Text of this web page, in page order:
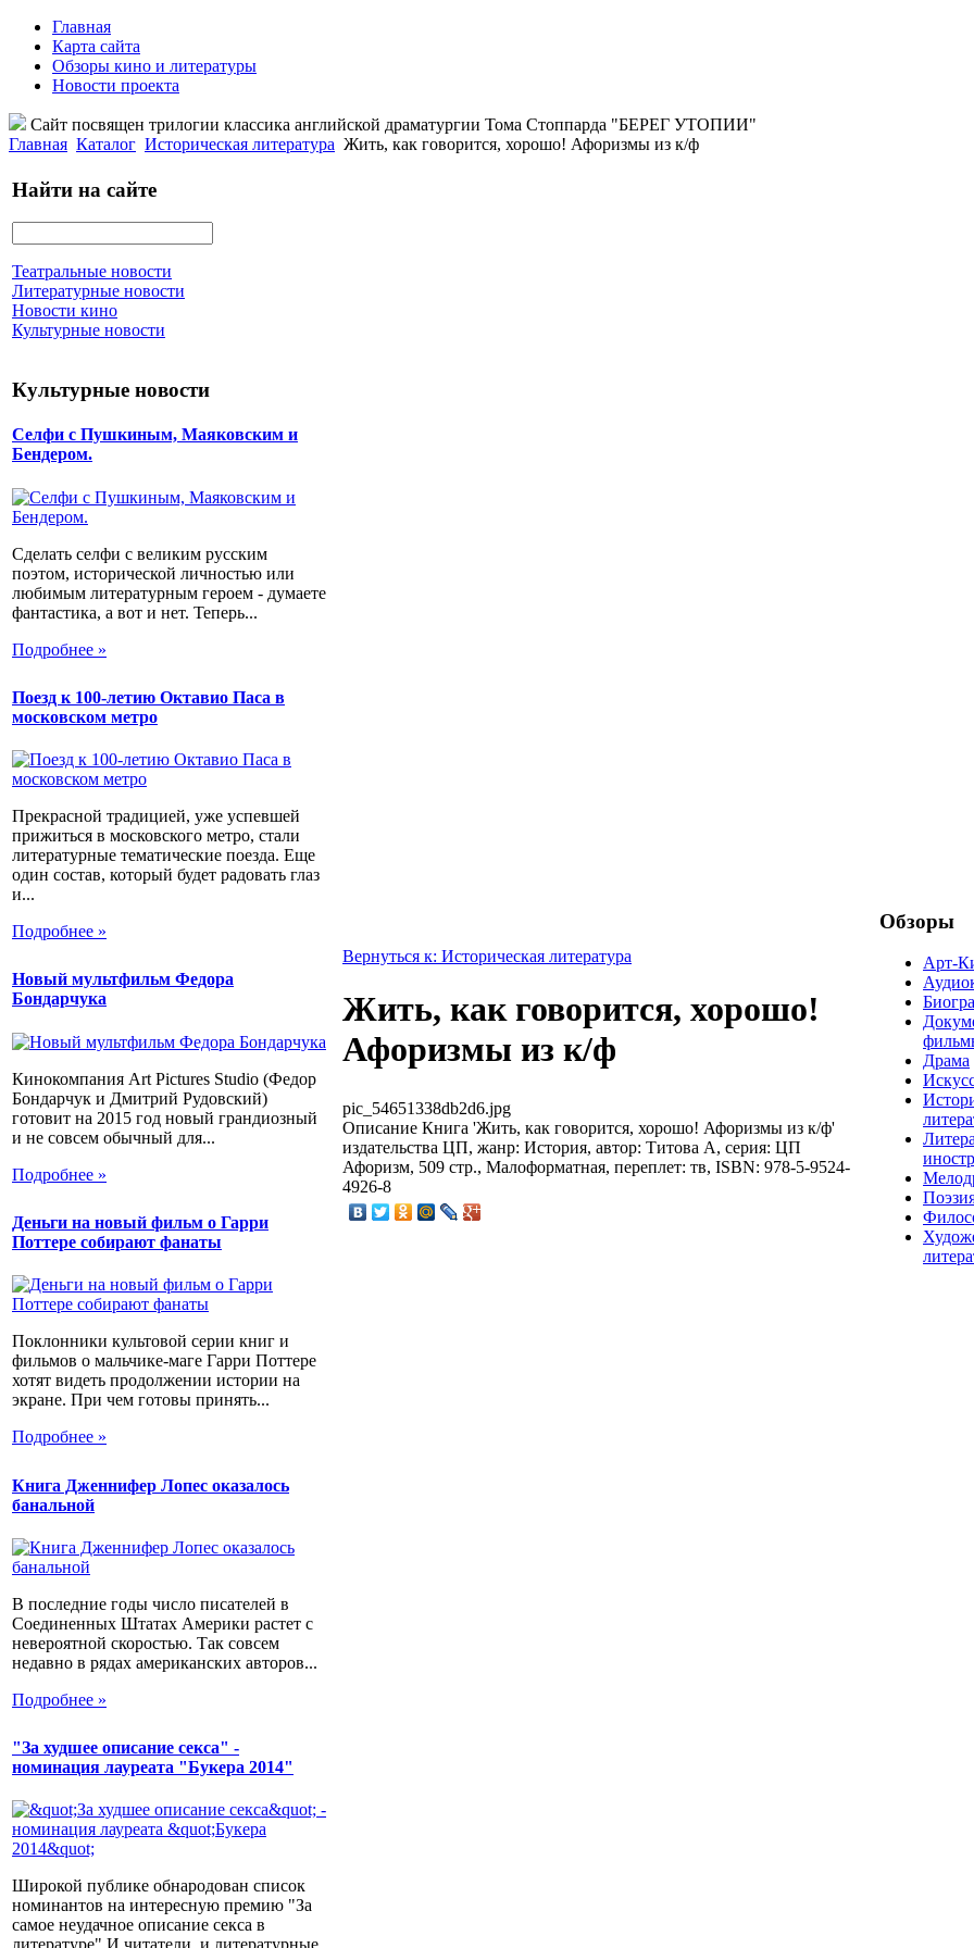
Главная
Карта сайта
Обзоры кино и литературы
Новости проекта
Сайт посвящен трилогии классика английской драматургии Тома Стоппарда "БЕРЕГ УТОПИИ"
Главная Каталог Историческая литература Жить, как говорится, хорошо! Афоризмы из к/ф
Найти на сайте
Театральные новости
Литературные новости
Новости кино
Культурные новости
Культурные новости
Селфи с Пушкиным, Маяковским и
Бендером.
Сделать селфи с великим русским
поэтом, исторической личностью или
любимым литературным героем - думаете
фантастика, а вот и нет. Теперь...
Подробнее »
Поезд к 100-летию Октавио Паса в
московском метро
Прекрасной традицией, уже успевшей
прижиться в московского метро, стали
литературные тематические поезда. Еще
один состав, который будет радовать глаз
и...
Подробнее »
Новый мультфильм Федора
Бондарчука
Кинокомпания Art Pictures Studio (Федор
Бондарчук и Дмитрий Рудовский)
готовит на 2015 год новый грандиозный
и не совсем обычный для...
Подробнее »
Деньги на новый фильм о Гарри
Поттере собирают фанаты
Поклонники культовой серии книг и
фильмов о мальчике-маге Гарри Поттере
хотят видеть продолжении истории на
экране. При чем готовы принять...
Подробнее »
Книга Дженнифер Лопес оказалось
банальной
В последние годы число писателей в
Соединенных Штатах Америки растет с
невероятной скоростью. Так совсем
недавно в рядах американских авторов...
Подробнее »
"За худшее описание секса" -
номинация лауреата "Букера 2014"
Широкой публике обнародован список
номинантов на интересную премию "За
самое неудачное описание секса в
Вернуться к: Историческая литература
Жить, как говорится, хорошо!
Афоризмы из к/ф
pic_54651338db2d6.jpg
Описание Книга 'Жить, как говорится, хорошо! Афоризмы из к/ф'
издательства ЦП, жанр: История, автор: Титова А, серия: ЦП
Афоризм, 509 стр., Малоформатная, переплет: тв, ISBN: 978-5-9524-
4926-8
Обзоры
Арт-
Драма